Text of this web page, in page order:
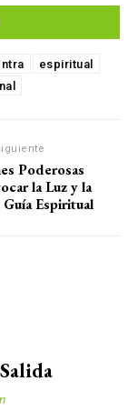
espiritual
Poderosas
la Luz y la
Espiritual